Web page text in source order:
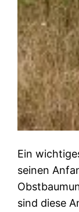
Ein
seinen
sind diese